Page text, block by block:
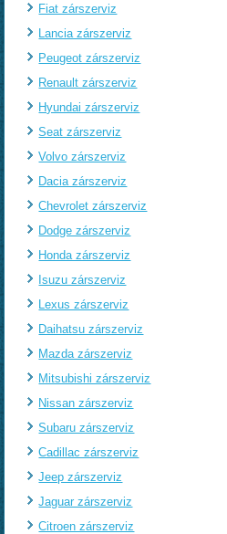
Fiat zárszerviz
Lancia zárszerviz
Peugeot zárszerviz
Renault zárszerviz
Hyundai zárszerviz
Seat zárszerviz
Volvo zárszerviz
Dacia zárszerviz
Chevrolet zárszerviz
Dodge zárszerviz
Honda zárszerviz
Isuzu zárszerviz
Lexus zárszerviz
Daihatsu zárszerviz
Mazda zárszerviz
Mitsubishi zárszerviz
Nissan zárszerviz
Subaru zárszerviz
Cadillac zárszerviz
Jeep zárszerviz
Jaguar zárszerviz
Citroen zárszerviz